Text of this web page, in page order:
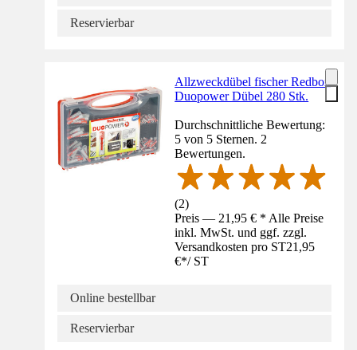
Reservierbar
Allzweckdübel fischer Redbox
Duopower Dübel 280 Stk.
Durchschnittliche Bewertung:
5 von 5 Sternen. 2
Bewertungen.
(2)
Preis — 21,95 € * Alle Preise
inkl. MwSt. und ggf. zzgl.
Versandkosten pro ST21,95
€*/ ST
Online bestellbar
Reservierbar